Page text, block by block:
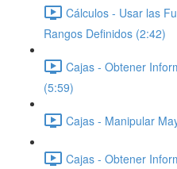
Cálculos - Usar las
Rangos Definidos (2:42)
Cajas - Obtener
(5:59)
Cajas - Manipular
Cajas - Obtener